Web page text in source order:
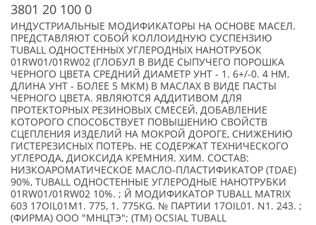
3801 20 100 0
ИНДУСТРИАЛЬНЫЕ МОДИФИКАТОРЫ НА ОСНОВЕ МАСЕЛ.
ПРЕДСТАВЛЯЮТ СОБОЙ КОЛЛОИДНУЮ СУСПЕНЗИЮ
TUBALL ОДНОСТЕННЫХ УГЛЕРОДНЫХ НАНОТРУБОК
01RW01/01RW02 (ГЛОБУЛ В ВИДЕ СЫПУЧЕГО ПОРОШКА
ЧЕРНОГО ЦВЕТА СРЕДНИЙ ДИАМЕТР УНТ - 1. 6+/-0. 4 НМ,
ДЛИНА УНТ - БОЛЕЕ 5 МКМ) В МАСЛАХ В ВИДЕ ПАСТЫ
ЧЕРНОГО ЦВЕТА. ЯВЛЯЮТСЯ АДДИТИВОМ ДЛЯ
ПРОТЕКТОРНЫХ РЕЗИНОВЫХ СМЕСЕЙ, ДОБАВЛЕНИЕ
КОТОРОГО СПОСОБСТВУЕТ ПОВЫШЕНИЮ СВОЙСТВ
СЦЕПЛЕНИЯ ИЗДЕЛИЙ НА МОКРОЙ ДОРОГЕ, СНИЖЕНИЮ
ГИСТЕРЕЗИСНЫХ ПОТЕРЬ. НЕ СОДЕРЖАТ ТЕХНИЧЕСКОГО
УГЛЕРОДА, ДИОКСИДА КРЕМНИЯ. ХИМ. СОСТАВ:
НИЗКОАРОМАТИЧЕСКОЕ МАСЛО-ПЛАСТИФИКАТОР (TDAE)
90%, TUBALL ОДНОСТЕННЫЕ УГЛЕРОДНЫЕ НАНОТРУБКИ
01RW01/01RW02 10%. ; Й МОДИФИКАТОР TUBALL MATRIX
603 17OIL01M1. 775, 1. 775KG. № ПАРТИИ 17OIL01. N1. 243. ;
(ФИРМА) ООО "МНЦТЭ"; (TM) OCSIAL TUBALL